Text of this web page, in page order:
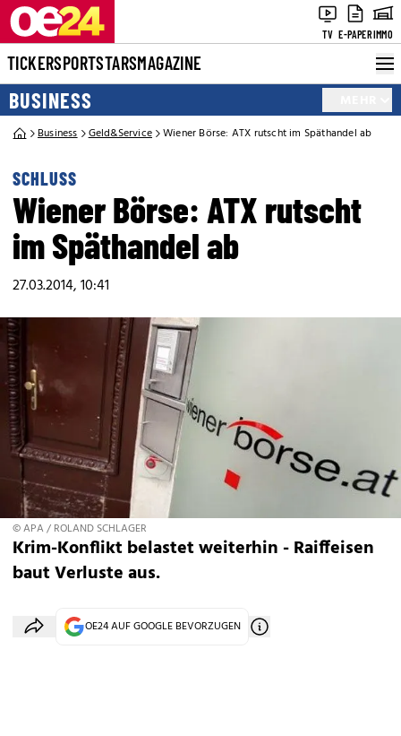
TV E-PAPERIMMO
TICKERSPORTSTARSMAGAZINE
BUSINESS
Business Geld&Service Wiener Börse: ATX rutscht im Späthandel ab
SCHLUSS
Wiener Börse: ATX rutscht
im Späthandel ab
27.03.2014, 10:41
© APA / ROLAND SCHLAGER
Krim-Konflikt belastet weiterhin - Raiffeisen
baut Verluste aus.
OE24 AUF GOOGLE BEVORZUGEN